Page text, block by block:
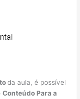
da aula, é possível
Conteúdo Para a